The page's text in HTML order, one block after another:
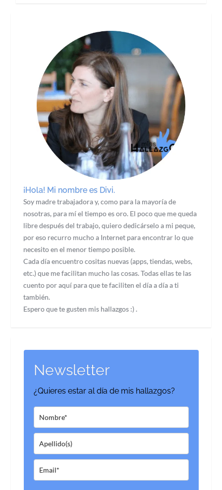
¡Hola! Mi nombre es Divi.
Soy madre trabajadora y, como para la mayoría de
nosotras, para mí el tiempo es oro. El poco que me queda
libre después del trabajo, quiero dedicárselo a mi peque,
por eso recurro mucho a Internet para encontrar lo que
necesito en el menor tiempo posible.
Cada día encuentro cositas nuevas (apps, tiendas, webs,
etc.) que me facilitan mucho las cosas. Todas ellas te las
cuento por aquí para que te faciliten el día a día a ti
también.
Espero que te gusten mis hallazgos :) .
Newsletter
¿Quieres estar al día de mis hallazgos?